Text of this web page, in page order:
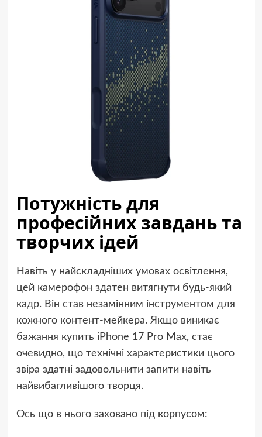
Потужність для
професійних завдань та
творчих ідей
Навіть у найскладніших умовах освітлення,
цей камерофон здатен витягнути будь-який
кадр. Він став незамінним інструментом для
кожного контент-мейкера. Якщо виникає
бажання купить iPhone 17 Pro Max, стає
очевидно, що технічні характеристики цього
звіра здатні задовольнити запити навіть
найвибагливішого творця.
Ось що в нього заховано під корпусом: